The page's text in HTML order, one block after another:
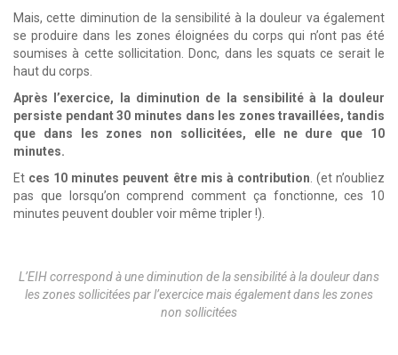
Mais, cette diminution de la sensibilité à la douleur va également
se produire dans les zones éloignées du corps qui n’ont pas été
soumises à cette sollicitation. Donc, dans les squats ce serait le
haut du corps.
Après l’exercice, la diminution de la sensibilité à la douleur
persiste pendant 30 minutes dans les zones travaillées, tandis
que dans les zones non sollicitées, elle ne dure que 10
minutes.
Et ces 10 minutes peuvent être mis à contribution . (et n’oubliez
pas que lorsqu’on comprend comment ça fonctionne, ces 10
minutes peuvent doubler voir même tripler !).
L’EIH correspond à une diminution de la sensibilité à la douleur dans
les zones sollicitées par l’exercice mais également dans les zones
non sollicitées